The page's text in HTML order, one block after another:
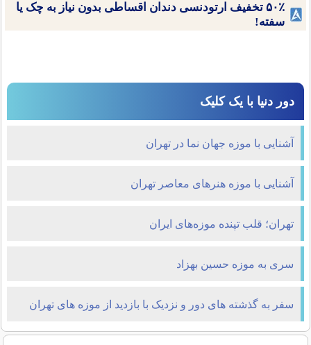
۵۰٪ تخفیف ارتودنسی دندان اقساطی بدون نیاز به چک یا
سفته!
دور دنیا با یک کلیک
آشنایی با موزه جهان نما در تهران
آشنایی با موزه هنرهای معاصر تهران
تهران؛ قلب تپنده موزه‌های ایران
سری به موزه حسین بهزاد
سفر به گذشته های دور و نزدیک با بازدید از موزه های تهران